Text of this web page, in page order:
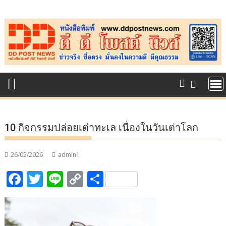
to
content
10 กิจกรรมปล่อยเต่าทะเล เนื่องในวันเต่าโลก
26/05/2026 admin1
F T Li C S